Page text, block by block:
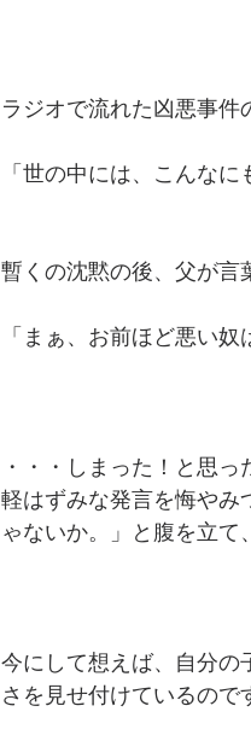
ラジオで流れた凶悪事件
「世の中には、こんな
暫くの沈黙の後、父が言
「まぁ、お前ほど悪い奴
・・・しまった！と思
軽はずみな発言を悔やみ
ゃないか。」と腹を立て
今にして想えば、自分の
さを見せ付けているので